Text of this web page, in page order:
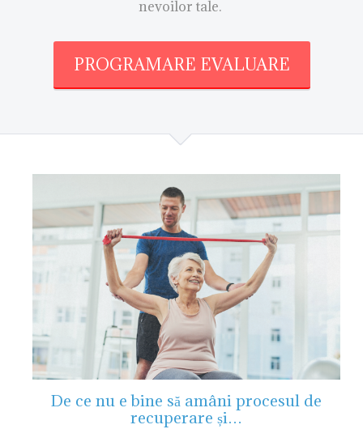
nevoilor tale.
PROGRAMARE EVALUARE
De ce nu e bine să amâni procesul de
recuperare și…